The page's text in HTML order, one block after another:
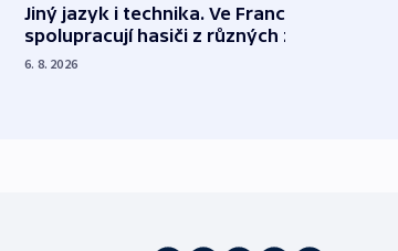
Jiný jazyk i technika. Ve Francii
spolupracují hasiči z různých zemí
6. 8. 2026